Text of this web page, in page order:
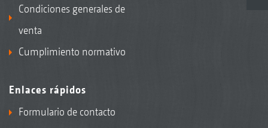
Condiciones generales de
venta
Cumplimiento normativo
Enlaces rápidos
Formulario de contacto